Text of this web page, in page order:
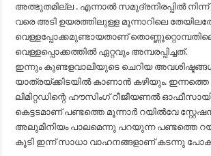
അത്ഭുതമില്ല . എന്നാൽ സമുദ്രനിരപ്പിൽ നിന്ന്
വരെ അടി ഉയരത്തിലുള്ള മൂന്നാറിലെ
വെള്ളപ്പോക്കമുണ്ടായതാണ്
വെള്ളപ്പൊക്കത്തിൽ ഏറ്റവും അമ്പരപ്പിച്ചത്.
ഇന്നും കുണ്ടളവാലിയുടെ ചെറിയ
യാത്രയ്ക്കിടയില്‍ കാണാന്‍ കഴിയും. ഇന്നത്തെ
ലിമിറ്റഡിന്റെ ഹൗസിംഗ് റീജീയണല്‍
കെട്ടടമാണ് പണ്ടത്തെ മൂന്നാര്‍ റയില്‍വേ
അലുമിനിയം പാലമെന്നു പറയുന്ന പണ്ടത്തെ
കൂടി ഇന്ന് സാധാ വാഹനങ്ങളാണ് കടന്നു